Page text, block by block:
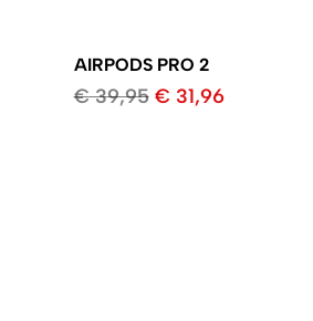
AIRPODS PRO 2
€39,95 € 31,96